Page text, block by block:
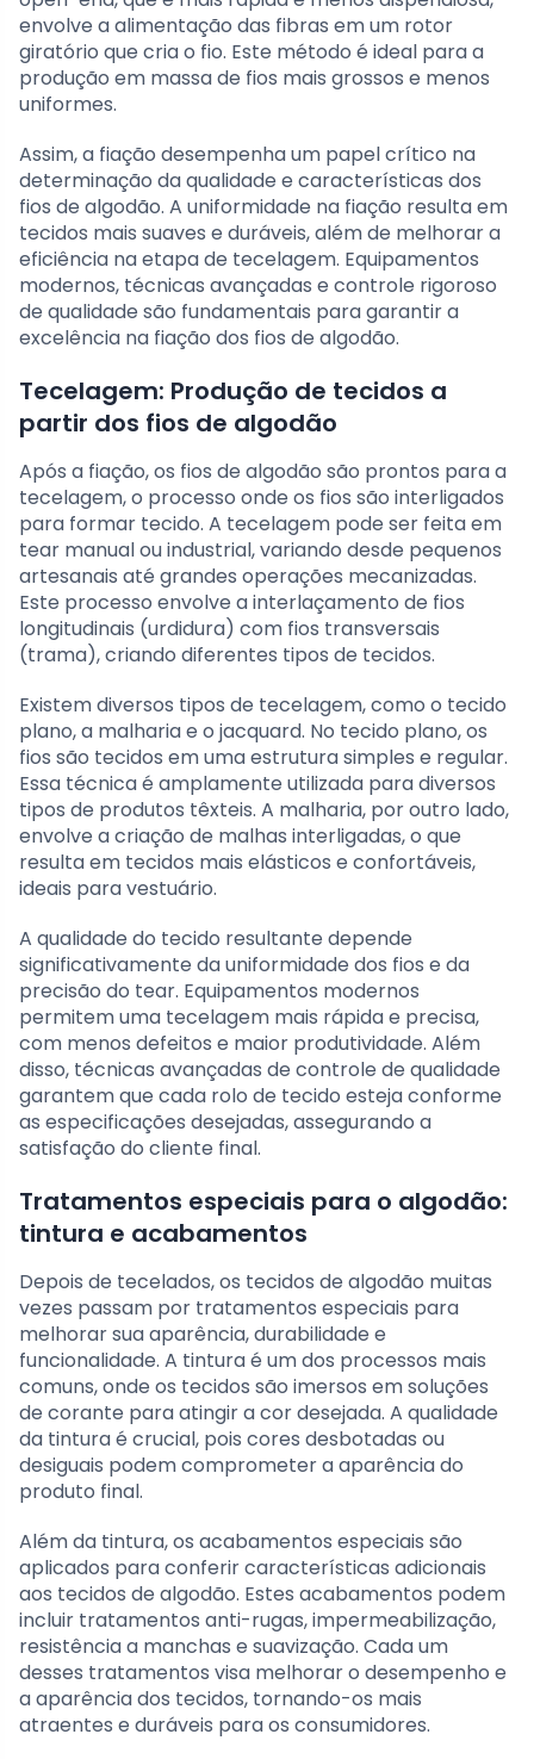
envolve a alimentação das fibras em um rotor
giratório que cria o fio. Este método é ideal para a
produção em massa de fios mais grossos e menos
uniformes.
Assim, a fiação desempenha um papel crítico na
determinação da qualidade e características dos
fios de algodão. A uniformidade na fiação resulta em
tecidos mais suaves e duráveis, além de melhorar a
eficiência na etapa de tecelagem. Equipamentos
modernos, técnicas avançadas e controle rigoroso
de qualidade são fundamentais para garantir a
excelência na fiação dos fios de algodão.
Tecelagem: Produção de tecidos a
partir dos fios de algodão
Após a fiação, os fios de algodão são prontos para a
tecelagem, o processo onde os fios são interligados
para formar tecido. A tecelagem pode ser feita em
tear manual ou industrial, variando desde pequenos
artesanais até grandes operações mecanizadas.
Este processo envolve a interlaçamento de fios
longitudinais (urdidura) com fios transversais
(trama), criando diferentes tipos de tecidos.
Existem diversos tipos de tecelagem, como o tecido
plano, a malharia e o jacquard. No tecido plano, os
fios são tecidos em uma estrutura simples e regular.
Essa técnica é amplamente utilizada para diversos
tipos de produtos têxteis. A malharia, por outro lado,
envolve a criação de malhas interligadas, o que
resulta em tecidos mais elásticos e confortáveis,
ideais para vestuário.
A qualidade do tecido resultante depende
significativamente da uniformidade dos fios e da
precisão do tear. Equipamentos modernos
permitem uma tecelagem mais rápida e precisa,
com menos defeitos e maior produtividade. Além
disso, técnicas avançadas de controle de qualidade
garantem que cada rolo de tecido esteja conforme
as especificações desejadas, assegurando a
satisfação do cliente final.
Tratamentos especiais para o algodão:
tintura e acabamentos
Depois de tecelados, os tecidos de algodão muitas
vezes passam por tratamentos especiais para
melhorar sua aparência, durabilidade e
funcionalidade. A tintura é um dos processos mais
comuns, onde os tecidos são imersos em soluções
de corante para atingir a cor desejada. A qualidade
da tintura é crucial, pois cores desbotadas ou
desiguais podem comprometer a aparência do
produto final.
Além da tintura, os acabamentos especiais são
aplicados para conferir características adicionais
aos tecidos de algodão. Estes acabamentos podem
incluir tratamentos anti-rugas, impermeabilização,
resistência a manchas e suavização. Cada um
desses tratamentos visa melhorar o desempenho e
a aparência dos tecidos, tornando-os mais
atraentes e duráveis para os consumidores.